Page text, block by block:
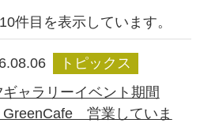
件目を表示しています。
トピックス
ャラリーイベント期間
営業していま